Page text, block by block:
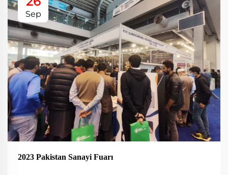
Sep
2023 Pakistan Sanayi Fuarı